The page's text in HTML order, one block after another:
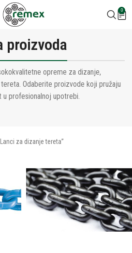
0
proizvoda
opreme za dizanje,
Odaberite proizvode koji pružaju
profesionalnoj upotrebi.
za dizanje tereta”